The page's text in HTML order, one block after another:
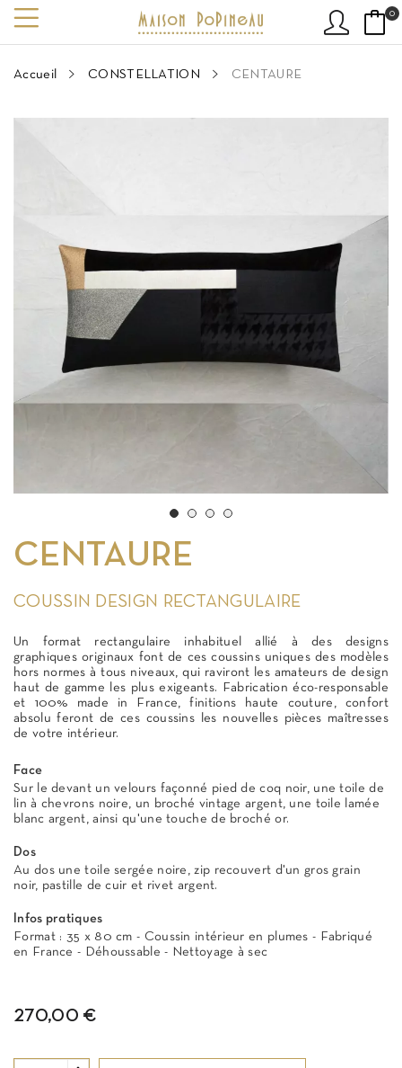
0
Accueil CONSTELLATION CENTAURE
CENTAURE
COUSSIN DESIGN RECTANGULAIRE
Un format rectangulaire inhabituel allié à des designs
graphiques originaux font de ces coussins uniques des modèles
hors normes à tous niveaux, qui raviront les amateurs de design
haut de gamme les plus exigeants. Fabrication éco-responsable
et 100% made in France, finitions haute couture, confort
absolu feront de ces coussins les nouvelles pièces maîtresses
de votre intérieur.
Face
Sur le devant un velours façonné pied de coq noir, une toile de
lin à chevrons noire, un broché vintage argent, une toile lamée
blanc argent, ainsi qu'une touche de broché or.
Dos
Au dos une toile sergée noire, zip recouvert d'un gros grain
noir, pastille de cuir et rivet argent.
Infos pratiques
Format : 35 x 80 cm - Coussin intérieur en plumes - Fabriqué
en France - Déhoussable - Nettoyage à sec
270,00 €